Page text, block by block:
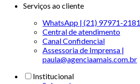
Serviços ao cliente
WhatsApp | (21) 97971-2181
Central de atendimento
Canal Confidencial
Assessoria de Imprensa |
paula@agenciaamais.com.br
Institucional